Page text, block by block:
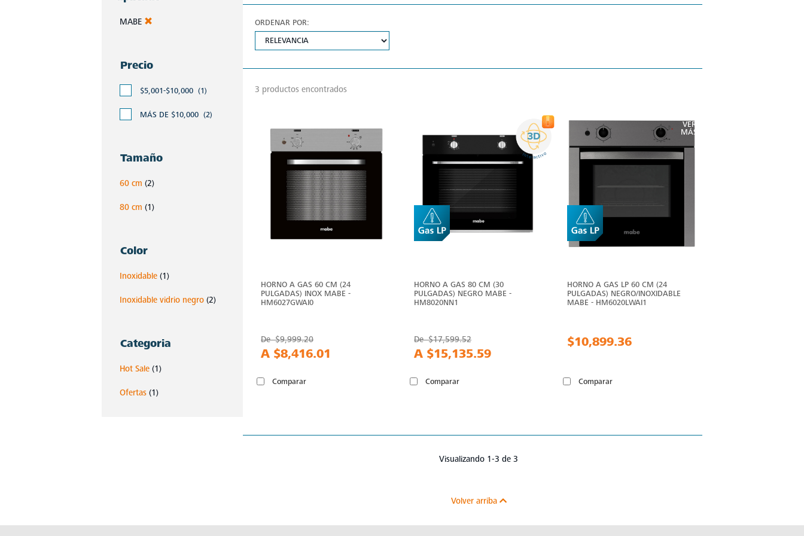
MABE
Precio
$5,001-$10,000 (1)
MÁS DE $10,000 (2)
Tamaño
60 cm (2)
80 cm (1)
Color
Inoxidable (1)
Inoxidable vidrio negro (2)
Categoria
Hot Sale (1)
Ofertas (1)
ORDENAR POR:
3 productos encontrados
HORNO A GAS 60 CM (24
PULGADAS) INOX MABE -
HM6027GWAI0
De$9,999.20
A $8,416.01
Comparar
HORNO A GAS 80 CM (30
PULGADAS) NEGRO MABE -
HM8020NN1
De$17,599.52
A $15,135.59
Comparar
VER
MÁS
HORNO A GAS LP 60 CM (24
PULGADAS) NEGRO/INOXIDABLE
MABE - HM6020LWAI1
$10,899.36
Comparar
Visualizando 1-3 de 3
Volver arriba